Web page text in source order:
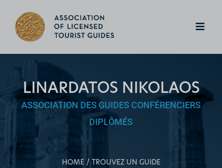
LINARDATOS NIKOLAOS
ASSOCIATION DES GUIDES CONFÉRENCIERS
DIPLÔMÉS
HOME
TROUVEZ UN GUIDE